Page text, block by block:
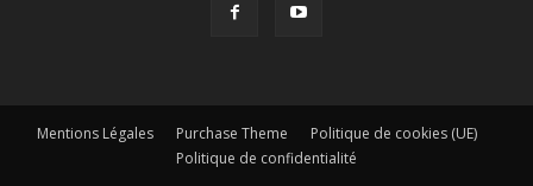
Mentions Légales Purchase Theme
Politique de cookies (UE)
Politique de confidentialité